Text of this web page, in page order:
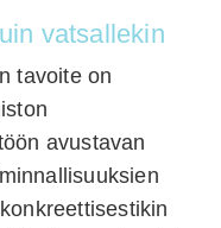
vatsallekin
tavoite on
avustavan